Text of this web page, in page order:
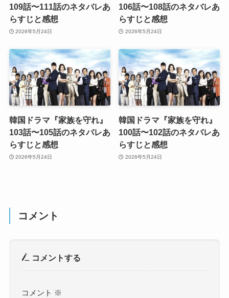
109話〜111話のネタバレあ
らすじと感想
2026年5月24日
106話〜108話のネタバレあ
らすじと感想
2026年5月24日
韓国ドラマ『家族を守れ』
103話〜105話のネタバレあ
らすじと感想
2026年5月24日
韓国ドラマ『家族を守れ』
100話〜102話のネタバレあ
らすじと感想
2026年5月24日
コメント
コメントする
コメント ※